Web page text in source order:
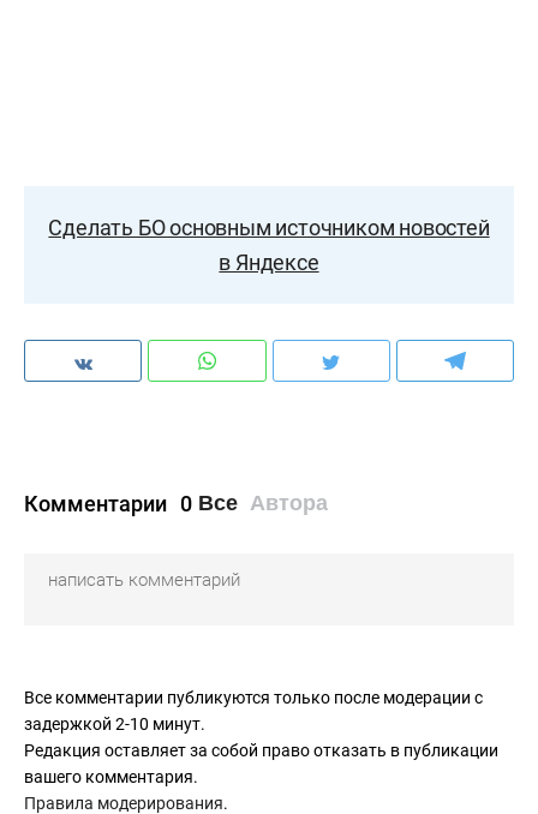
Сделать БО основным источником новостей
в Яндексе
Комментарии 0 Все Автора
Все комментарии публикуются только после модерации с
задержкой 2-10 минут.
Редакция оставляет за собой право отказать в публикации
вашего комментария.
Правила модерирования.